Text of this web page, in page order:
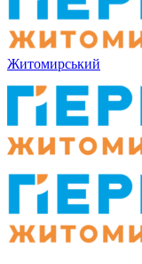
Житомирський